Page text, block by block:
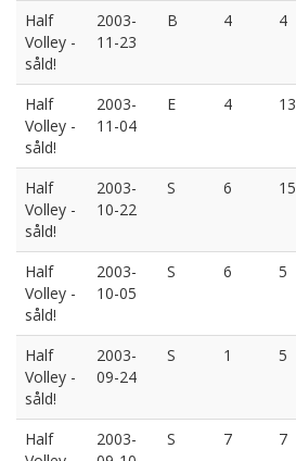
Half
Volley -
såld!
2003-
11-23
B 4 4
Half
Volley -
såld!
2003-
11-04
E 4 13
Half
Volley -
såld!
2003-
10-22
S 6 15
Half
Volley -
såld!
2003-
10-05
S 6 5
Half
Volley -
såld!
2003-
09-24
S 1 5
Half
2003-
S 7 7